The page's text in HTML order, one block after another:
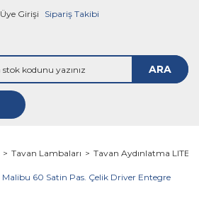
Üye Girişi Sipariş Takibi
ARA
Tavan Lambaları Tavan Aydınlatma LITE